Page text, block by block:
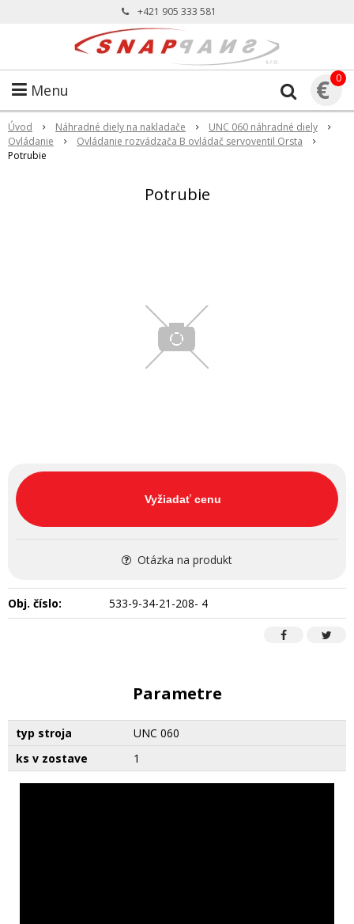
+421 905 333 581
Menu € 0
Úvod Náhradné diely na nakladače
UNC 060 náhradné diely
Ovládanie
Ovládanie rozvádzača B ovládač servoventil Orsta
Potrubie
Potrubie
Vyžiadať cenu
Otázka na produkt
Obj. číslo: 533-9-34-21-208- 4
Parametre
typ stroja
UNC 060
ks v zostave
1